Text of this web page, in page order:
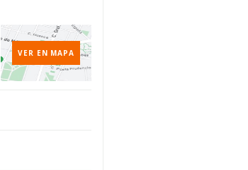
VER EN MAPA